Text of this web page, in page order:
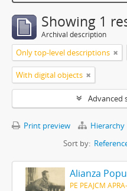
Showing 1
Archival description
Only top-level descriptions
With digital objects
Advanced
Print preview Hierarchy
Sort by:
PE PEAJCM